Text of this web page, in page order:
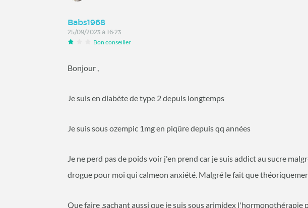
Babs1968
25/09/2023 à 16:23
Bon conseiller
Bonjour ,
Je suis en diabète de type 2 depuis longtemps
Je suis sous ozempic 1mg en piqûre depuis qq années
Je ne perd pas de poids voir j'en prend car je suis addict au sucre
drogue pour moi qui calmeon anxiété. Malgré le fait que
Que faire ,sachant aussi que je suis sous arimidex l'hormonothérapie